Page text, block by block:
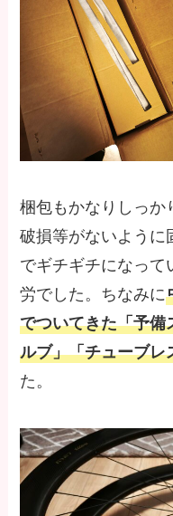
梱包もかなりしっか
破損等がないように
でギチギチになって
労でした。ちなみに
でついてきた「予備
ルブ」「チューブレ
た。